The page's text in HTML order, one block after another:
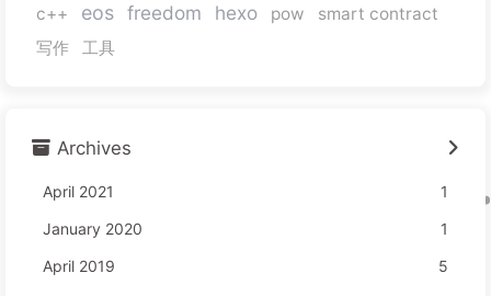
c++ eos freedom hexo pow
smart contract
写作
工具
Archives
April 2021
1
January 2020
1
April 2019
5